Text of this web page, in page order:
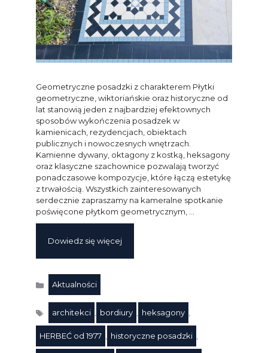
Geometryczne posadzki z charakterem Płytki
geometryczne, wiktoriańskie oraz historyczne od
lat stanowią jeden z najbardziej efektownych
sposobów wykończenia posadzek w
kamienicach, rezydencjach, obiektach
publicznych i nowoczesnych wnętrzach.
Kamienne dywany, oktagony z kostką, heksagony
oraz klasyczne szachownice pozwalają tworzyć
ponadczasowe kompozycje, które łączą estetykę
z trwałością. Wszystkich zainteresowanych
serdecznie zapraszamy na kameralne spotkanie
poświęcone płytkom geometrycznym, …
Dowiedz się więcej
Kategorie
Aktualności
architekci bordiury heksagony
HERBEĆ od 1977 historyczne posadzki